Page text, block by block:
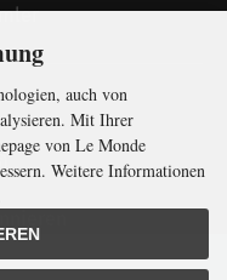
auch von
Mit Ihrer
von Le Monde
Weitere Informationen